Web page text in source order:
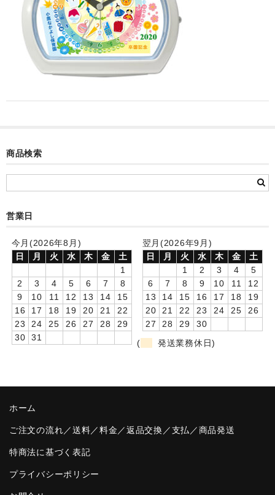
メロディ時計(集合)
音声時計(集合)
目覚まし時計(個別)
自作オリジナル時計
卒園DVDアルバム
園や先生への贈り物
卒業記念品
音声入りフォトフレームクロック(集合)
音声入りフォトフレームクロック(校歌)
制服メモリー
商品検索
営業日
今月(2026年8月)
日
月 火 水 木 金
土
1
2
3 4 5 6 7
8
9
10 11 12 13 14
15
16
17 18 19 20 21
22
23
24 25 26 27 28
29
30
31
翌月(2026年9月)
日
月 火 水 木 金
土
1
2 3 4
5
6
7 8 9 10 11
12
13
14 15 16 17 18
19
20
21 22 23 24 25
26
27
28 29
30
(
発送業務休日)
ホーム
ご注文の流れ／送料／料金／返品交換／支払／商品発送
特商法に基づく表記
プライバシーポリシー